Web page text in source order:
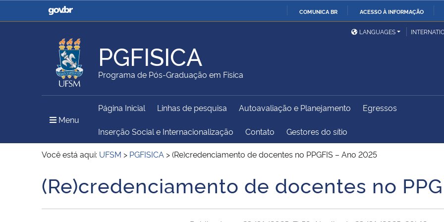
COMUNICA BR ACESSO À INFORMAÇÃO
Casa Civil
Ministério da Justiça e
Ministério da Defesa
Ministério das Relações
Exteriores
Ministério da Agricultura,
Pecuária e Abastecimento
Ministério da Educação
Ministério do Meio Ambiente Ministério do Turismo
Desenvolvimento Regional
Controladoria-Geral da
União
Institucional
LANGUAGES
PGFISICA
Programa de Pós-Graduação em Física
Menu
Página Inicial Linhas de pesquisa Autoavaliação e Planejamento Egressos
Inserção Social e Internacionalização Contato Gestores do sítio
Você está aqui: UFSM > PGFISICA >(Re)credenciamento de docentes no PPGFIS – Ano 2025
Início do conteúdo
(Re)credenciamento de docentes no